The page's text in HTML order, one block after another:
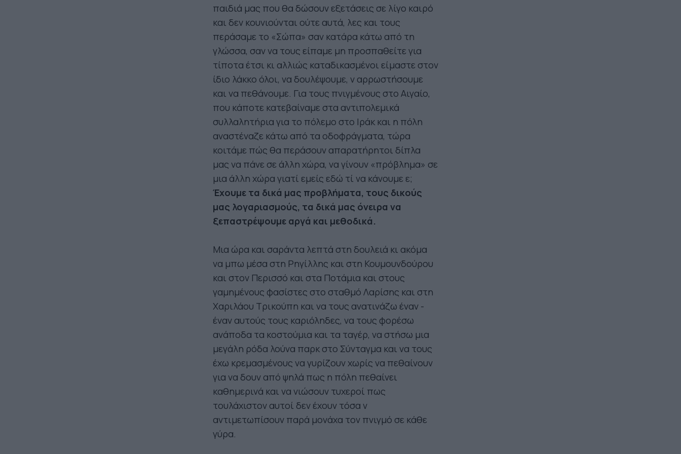
παιδιά μας που θα δώσουν εξετάσεις σε λίγο καιρό
και δεν κουνιούνται ούτε αυτά, λες και τους
περάσαμε το «Σώπα» σαν κατάρα κάτω από τη
γλώσσα, σαν να τους είπαμε μη προσπαθείτε για
τίποτα έτσι κι αλλιώς καταδικασμένοι είμαστε στον
ίδιο λάκκο όλοι, να δουλέψουμε, ν αρρωστήσουμε
και να πεθάνουμε. Για τους πνιγμένους στο Αιγαίο,
που κάποτε κατεβαίναμε στα αντιπολεμικά
συλλαλητήρια για το πόλεμο στο Ιράκ και η πόλη
αναστέναζε κάτω από τα οδοφράγματα, τώρα
κοιτάμε πώς θα περάσουν απαρατήρητοι δίπλα
μας να πάνε σε άλλη χώρα, να γίνουν «πρόβλημα» σε
μια άλλη χώρα γιατί εμείς εδώ τί να κάνουμε ε;
Έχουμε τα δικά μας προβλήματα, τους δικούς
μας λογαριασμούς, τα δικά μας όνειρα να
ξεπαστρέψουμε αργά και μεθοδικά.
Μια ώρα και σαράντα λεπτά στη δουλειά κι ακόμα
να μπω μέσα στη Ρηγίλλης και στη Κουμουνδούρου
και στον Περισσό και στα Ποτάμια και στους
γαμημένους φασίστες στο σταθμό Λαρίσης και στη
Χαριλάου Τρικούπη και να τους ανατινάζω έναν -
έναν αυτούς τους καριόληδες, να τους φορέσω
ανάποδα τα κοστούμια και τα ταγέρ, να στήσω μια
μεγάλη ρόδα λούνα παρκ στο Σύνταγμα και να τους
έχω κρεμασμένους να γυρίζουν χωρίς να πεθαίνουν
για να δουν από ψηλά πως η πόλη πεθαίνει
καθημερινά και να νιώσουν τυχεροί πως
τουλάχιστον αυτοί δεν έχουν τόσα ν
αντιμετωπίσουν παρά μονάχα τον πνιγμό σε κάθε
γύρα.